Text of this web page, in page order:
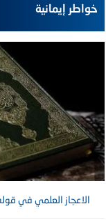
خواطر إيمانية
الاعجاز العلمي في